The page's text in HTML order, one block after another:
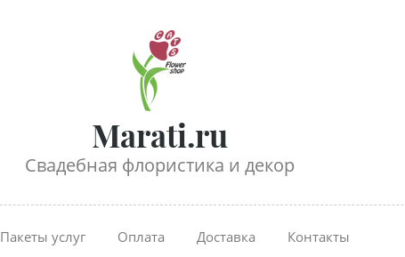
Marati.ru
Свадебная флористика и декор
Пакеты услуг Оплата Доставка Контакты